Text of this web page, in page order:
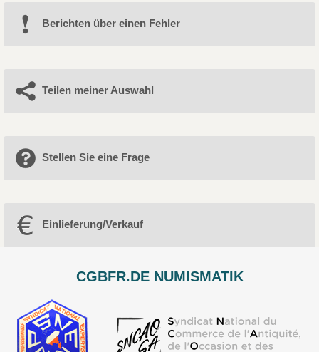
Berichten über einen Fehler
Teilen meiner Auswahl
Stellen Sie eine Frage
Einlieferung/Verkauf
CGBFR.DE NUMISMATIK